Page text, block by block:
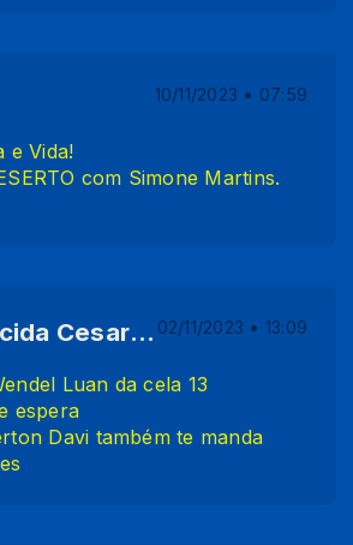
10/11/2023 • 07:59
e Vida!
com Simone Martins.
Leila Aparecida Cesario de Barros 02/11/2023 • 13:09
Luan da cela 13
espera
Davi também te manda